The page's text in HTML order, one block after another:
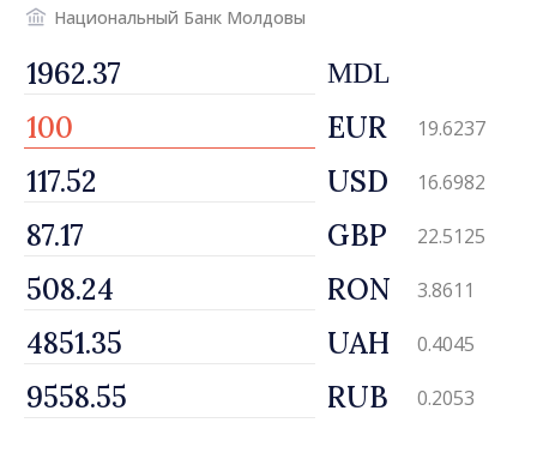
Национальный Банк Молдовы
MDL
EUR 19.6237
USD 16.6982
GBP 22.5125
RON 3.8611
UAH 0.4045
RUB 0.2053